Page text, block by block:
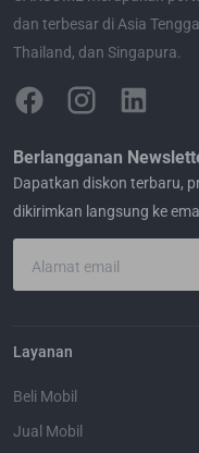
dan terbesar di Asia
Thailand, dan Singapura.
Berlangganan
Dapatkan diskon terbaru,
dikirimkan langsung ke
Alamat email
Layanan
Beli Mobil
Jual Mobil